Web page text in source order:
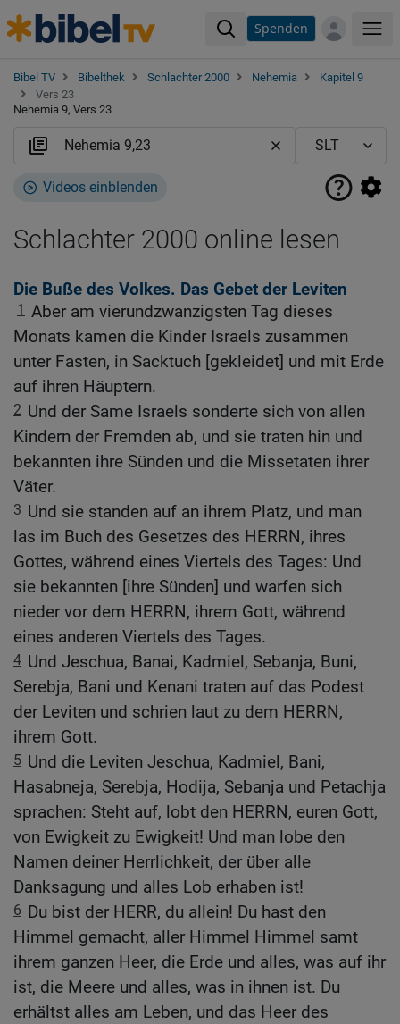
Spenden
Bibel TV Bibelthek Schlachter 2000 Nehemia
Kapitel 9
Vers 23
Nehemia 9, Vers 23
Videos einblenden
Schlachter 2000 online lesen
Die Buße des Volkes. Das Gebet der Leviten
1 Aber am vierundzwanzigsten Tag dieses
Monats kamen die Kinder Israels zusammen
unter Fasten, in Sacktuch [gekleidet] und mit Erde
auf ihren Häuptern.
2 Und der Same Israels sonderte sich von allen
Kindern der Fremden ab, und sie traten hin und
bekannten ihre Sünden und die Missetaten ihrer
Väter.
3 Und sie standen auf an ihrem Platz, und man
las im Buch des Gesetzes des HERRN, ihres
Gottes, während eines Viertels des Tages: Und
sie bekannten [ihre Sünden] und warfen sich
nieder vor dem HERRN, ihrem Gott, während
eines anderen Viertels des Tages.
4 Und Jeschua, Banai, Kadmiel, Sebanja, Buni,
Serebja, Bani und Kenani traten auf das Podest
der Leviten und schrien laut zu dem HERRN,
ihrem Gott.
5 Und die Leviten Jeschua, Kadmiel, Bani,
Hasabneja, Serebja, Hodija, Sebanja und Petachja
sprachen: Steht auf, lobt den HERRN, euren Gott,
von Ewigkeit zu Ewigkeit! Und man lobe den
Namen deiner Herrlichkeit, der über alle
Danksagung und alles Lob erhaben ist!
6 Du bist der HERR, du allein! Du hast den
Himmel gemacht, aller Himmel Himmel samt
ihrem ganzen Heer, die Erde und alles, was auf ihr
ist, die Meere und alles, was in ihnen ist. Du
erhältst alles am Leben, und das Heer des